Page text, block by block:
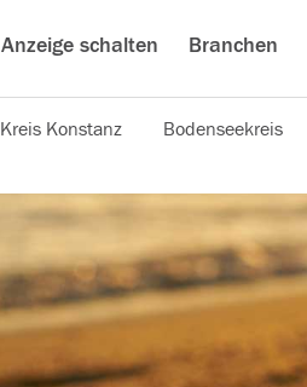
Anzeige schalten Branchen
Kreis Konstanz Bodenseekreis